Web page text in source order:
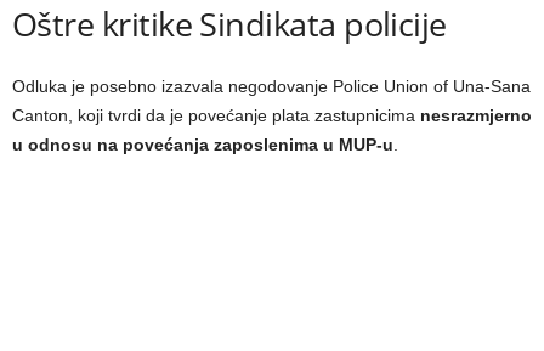
Oštre kritike Sindikata policije
Odluka je posebno izazvala negodovanje Police Union of Una-Sana
Canton, koji tvrdi da je povećanje plata zastupnicima nesrazmjerno
u odnosu na povećanja zaposlenima u MUP-u